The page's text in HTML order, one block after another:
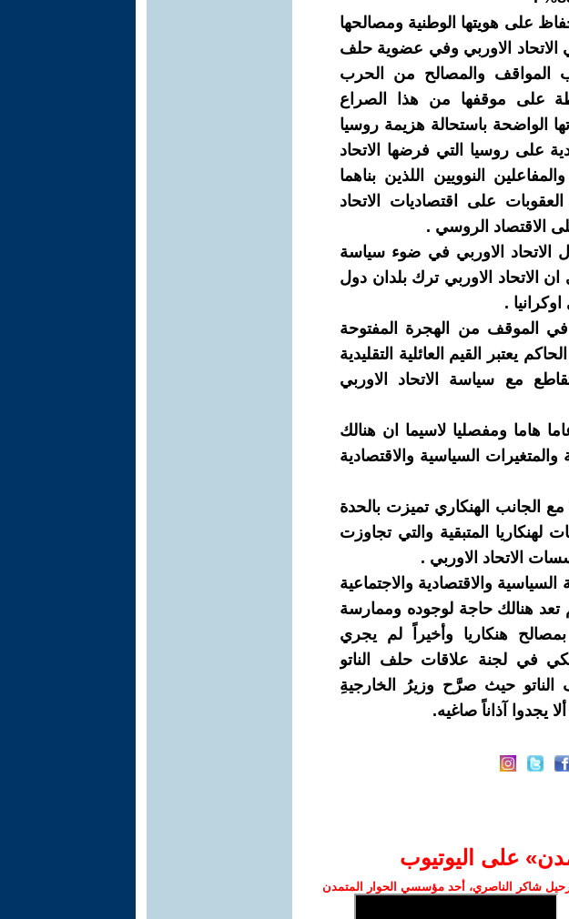
على هويتها الوطنية ومصالحها
الاتحاد الاوربي وفي عضوية حلف
المواقف والمصالح من الحرب
على موقفها من هذا الصراع
الواضحة باستحالة هزيمة روسيا
على روسيا التي فرضها الاتحاد
النوويين اللذين بناهما
على اقتصاديات الاتحاد
الاقتصاد الروسي .
الاتحاد الاوربي في ضوء سياسة
الاتحاد الاوربي ترك بلدان دول
.
الموقف من الهجرة المفتوحة
يعتبر القيم العائلية التقليدية
مع سياسة الاتحاد الاوربي
للاتحاد الاوربي عاما هاما ومفصليا لاسيما ان هنالك
والمتغيرات السياسية والاقتصادية
الجانب الهنكاري تميزت بالحدة
المتبقية والتي تجاوزت
والاقتصادية والاجتماعية
هنالك حاجة لوجوده وممارسة
هنكاريا وأخيراً لم يجري
في لجنة علاقات حلف الناتو
حيث صرَّح وزيرُ الخارجيةِ
يجدوا آذاناً صاغيه.
على اليوتيوب
شاكر الناصري، أحد مؤسسي الحوار المتمدن